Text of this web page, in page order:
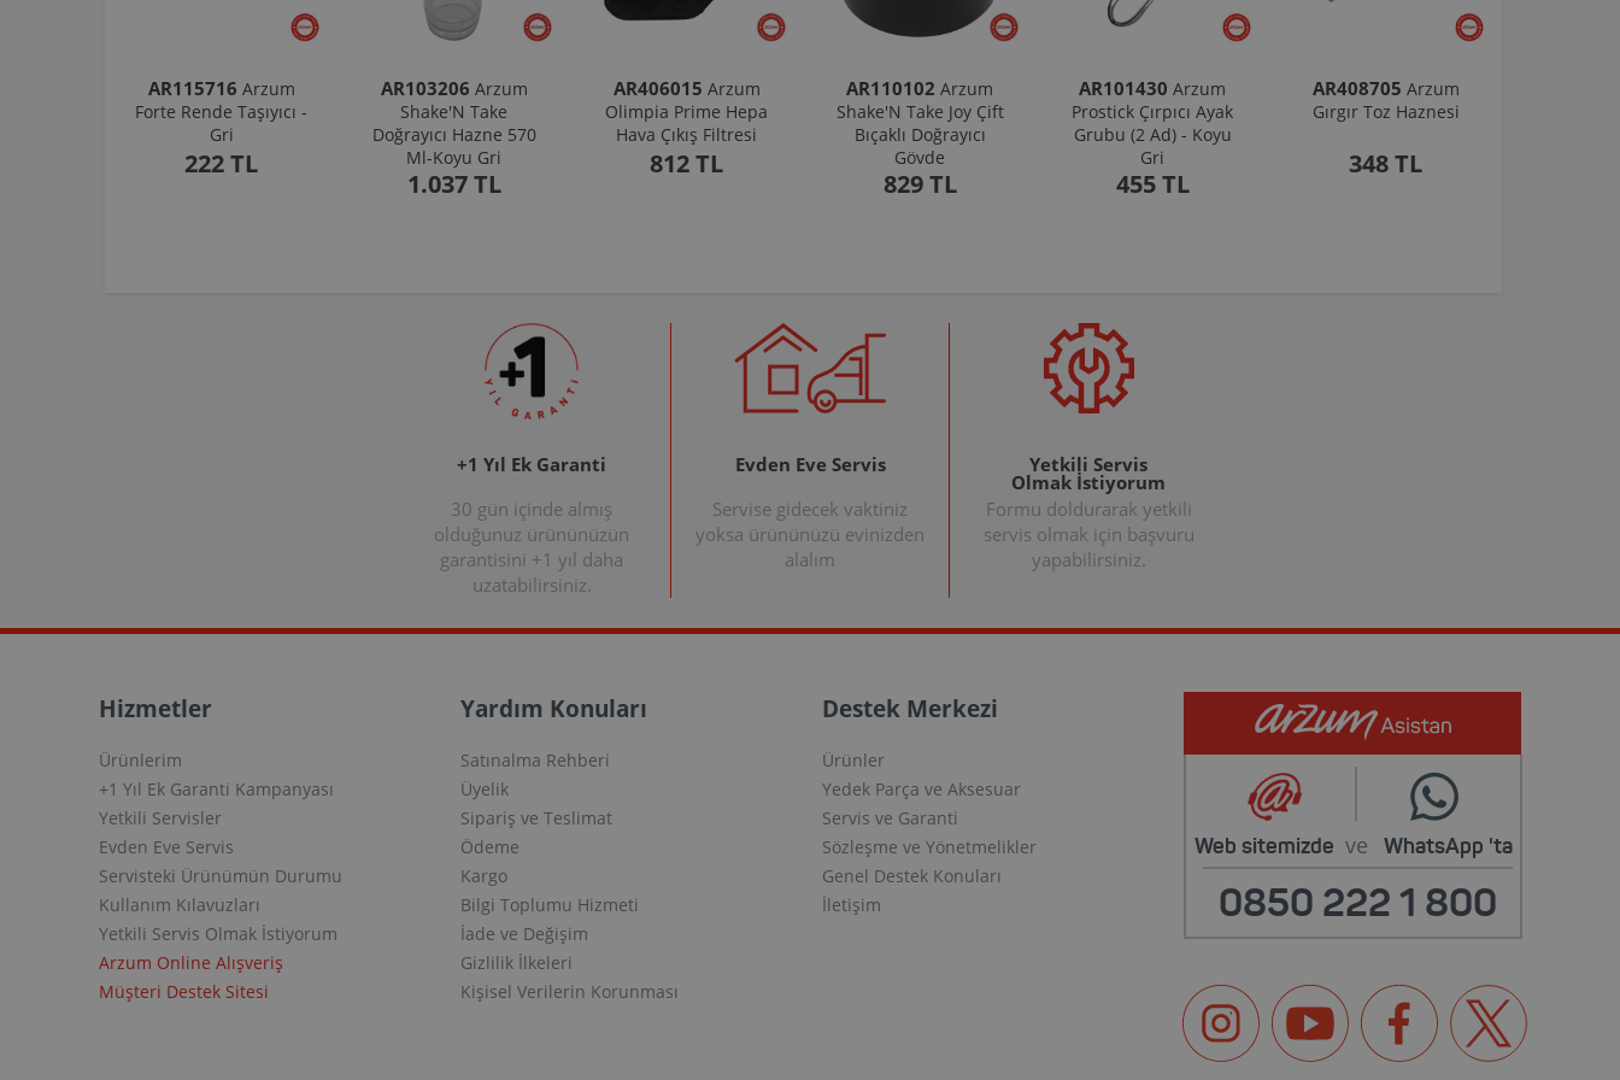
AR115716 Arzum
Forte Rende Taşıyıcı -
Gri
222 TL
AR103206 Arzum
Shake'N Take
Doğrayıcı Hazne 570
Ml-Koyu Gri
1.037 TL
AR406015 Arzum
Olimpia Prime Hepa
Hava Çıkış Filtresi
812 TL
AR110102 Arzum
Shake'N Take Joy Çift
Bıçaklı Doğrayıcı
Gövde
829 TL
AR101430 Arzum
Prostick Çırpıcı Ayak
Grubu (2 Ad) - Koyu
Gri
455 TL
AR408705 Arzum
Gırgır Toz Haznesi
348 TL
+1 Yıl Ek Garanti
30 gün içinde almış
olduğunuz ürününüzün
garantisini +1 yıl daha
uzatabilirsiniz.
Evden Eve Servis
Servise gidecek vaktiniz
yoksa ürününüzü evinizden
alalım
Yetkili Servis
Olmak İstiyorum
Formu doldurarak yetkili
servis olmak için başvuru
yapabilirsiniz.
Hizmetler
Ürünlerim
+1 Yıl Ek Garanti Kampanyası
Yetkili Servisler
Evden Eve Servis
Servisteki Ürünümün Durumu
Kullanım Kılavuzları
Yetkili Servis Olmak İstiyorum
Arzum Online Alışveriş
Müşteri Destek Sitesi
Yardım Konuları
Satınalma Rehberi
Üyelik
Sipariş ve Teslimat
Ödeme
Kargo
Bilgi Toplumu Hizmeti
İade ve Değişim
Gizlilik İlkeleri
Kişisel Verilerin Korunması
Destek Merkezi
Ürünler
Yedek Parça ve Aksesuar
Servis ve Garanti
Sözleşme ve Yönetmelikler
Genel Destek Konuları
İletişim
Web sitemizde ve WhatsApp 'ta
0850 222 1 800